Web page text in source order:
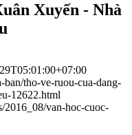
Xuyến - Nhà
ban/tho-ve-ruou-cua-dang-
12622.html
2016_08/van-hoc-cuoc-